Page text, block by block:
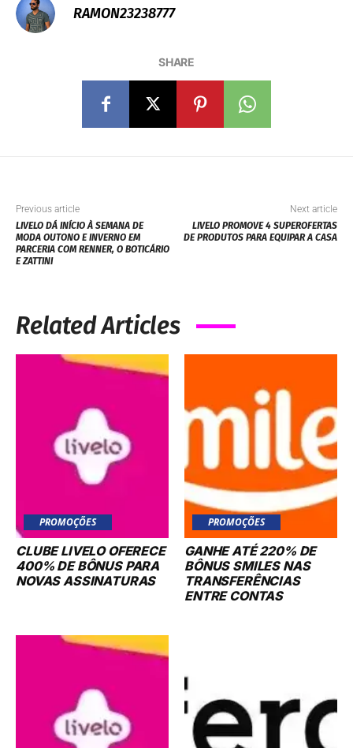
RAMON23238777
SHARE
Previous article
LIVELO DÁ INÍCIO À SEMANA DE
MODA OUTONO E INVERNO EM
PARCERIA COM RENNER, O BOTICÁRIO
E ZATTINI
Next article
LIVELO PROMOVE 4 SUPEROFERTAS
DE PRODUTOS PARA EQUIPAR A CASA
Related Articles
PROMOÇÕES
CLUBE LIVELO OFERECE
400% DE BÔNUS PARA
NOVAS ASSINATURAS
PROMOÇÕES
GANHE ATÉ 220% DE
BÔNUS SMILES NAS
TRANSFERÊNCIAS
ENTRE CONTAS